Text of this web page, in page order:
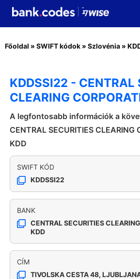
Főoldal » SWIFT kódok » Szlovénia »
KDDSSI22 - CENTRAL
CLEARING
A legfontosabb információk a
CENTRAL SECURITIES CLEARING
KDD
SWIFT KÓD
KDDSSI22
BANK
CENTRAL SECURITIES
KDD
CÍM
TIVOLSKA CESTA 48,